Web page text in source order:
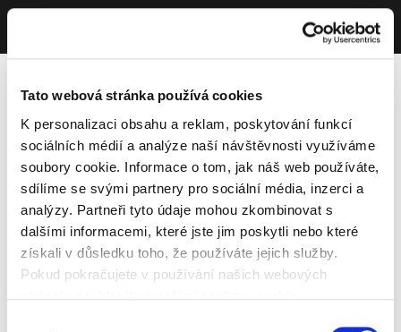
Tato webová stránka používá cookies
K personalizaci obsahu a reklam, poskytování funkcí
sociálních médií a analýze naší návštěvnosti využíváme
soubory cookie. Informace o tom, jak náš web používáte,
sdílíme se svými partnery pro sociální média, inzerci a
analýzy. Partneři tyto údaje mohou zkombinovat s
dalšími informacemi, které jste jim poskytli nebo které
získali v důsledku toho, že používáte jejich služby.
Pokud pokračujete v používání našich webových